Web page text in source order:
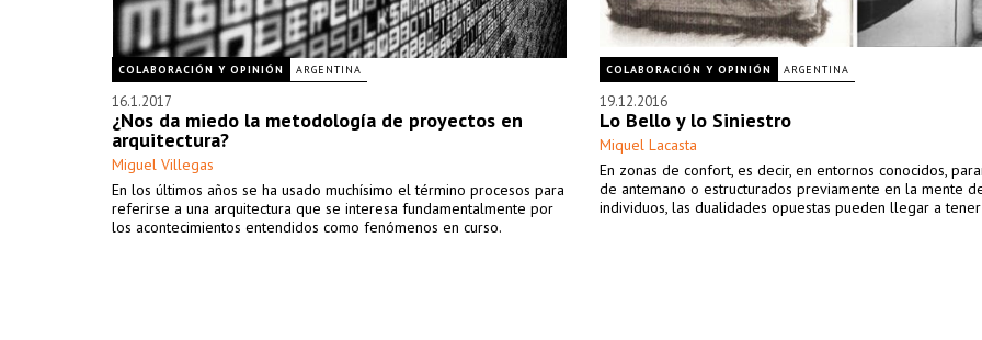
COLABORACIÓN Y OPINIÓN ARGENTINA
16.1.2017
¿Nos da miedo la metodología de proyectos en
arquitectura?
Miguel Villegas
En los últimos años se ha usado muchísimo el término procesos para
referirse a una arquitectura que se interesa fundamentalmente por
los acontecimientos entendidos como fenómenos en curso.
COLABORACIÓN Y OPINIÓN ARGENTINA
19.12.2016
Lo Bello y lo Siniestro
Miquel Lacasta
En zonas de confort, es decir, en entornos conocidos,
de antemano o estructurados previamente en la mente
individuos, las dualidades opuestas pueden llegar a